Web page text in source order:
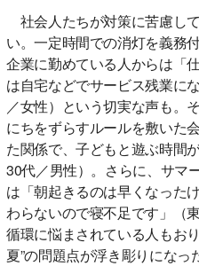
社会人たちが対策に苦慮し
い。一定時間での消灯を義務
企業に勤めている人からは「
は自宅などでサービス残業に
／女性）という切実な声も。
にちをずらすルールを敷いた
た関係で、子どもと遊ぶ時間
30代／男性）。さらに、サマ
は「朝起きるのは早くなった
わらないので寝不足です」（
循環に悩まされている人もお
夏”の問題点が浮き彫りになっ